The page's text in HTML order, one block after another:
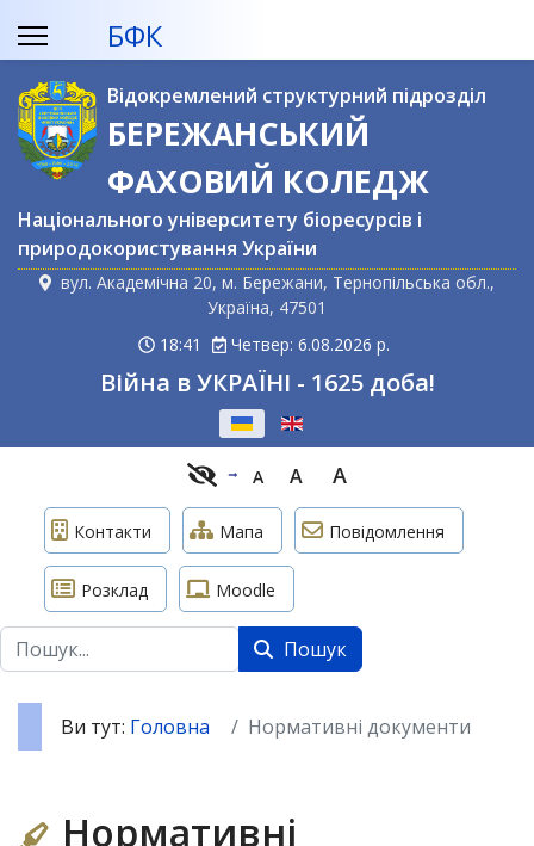
БФК
Відокремлений структурний підрозділ
БЕРЕЖАНСЬКИЙ
ФАХОВИЙ КОЛЕДЖ
Національного університету біоресурсів і
природокористування України
вул. Академічна 20, м. Бережани, Тернопільська обл.,
Україна, 47501
18:41
Четвер: 6.08.2026 р.
Війна в УКРАЇНІ - 1625 доба!
A A A
Контакти Мапа Повідомлення
Розклад Moodle
Пошук Пошук
Ви тут: Головна Нормативні документи
Нормативні